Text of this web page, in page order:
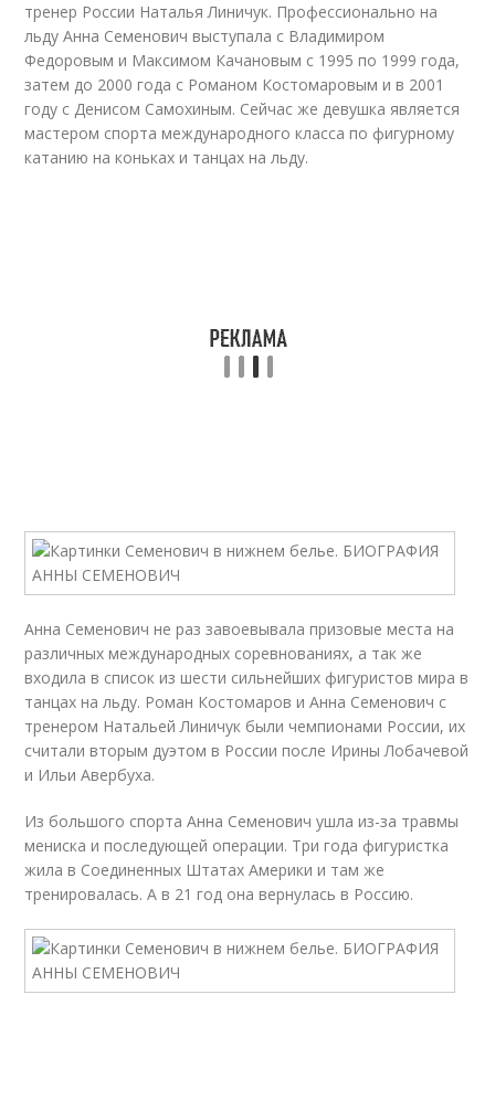
тренер России Наталья Линичук. Профессионально на
льду Анна Семенович выступала с Владимиром
Федоровым и Максимом Качановым с 1995 по 1999 года,
затем до 2000 года с Романом Костомаровым и в 2001
году с Денисом Самохиным. Сейчас же девушка является
мастером спорта международного класса по фигурному
катанию на коньках и танцах на льду.
Анна Семенович не раз завоевывала призовые места на
различных международных соревнованиях, а так же
входила в список из шести сильнейших фигуристов мира в
танцах на льду. Роман Костомаров и Анна Семенович с
тренером Натальей Линичук были чемпионами России, их
считали вторым дуэтом в России после Ирины Лобачевой
и Ильи Авербуха.
Из большого спорта Анна Семенович ушла из-за травмы
мениска и последующей операции. Три года фигуристка
жила в Соединенных Штатах Америки и там же
тренировалась. А в 21 год она вернулась в Россию.